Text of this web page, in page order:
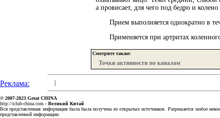
а провисает, для чего под бедро и
Прием выполняется однократно в
Применяется при артритах
Смотрите также:
Точки активности по каналам
Реклама:
© 2007-2023 Great CHINA
http://iclub-china.com - Великий Китай
Вся представленная информация была была получена из открытых источников. Разрешается любое
представленной информации.